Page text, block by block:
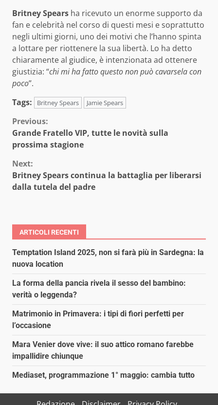
Britney Spears ha ricevuto un enorme supporto da
fan e celebrità nel corso di questi mesi e soprattutto
negli ultimi giorni, uno dei motivi che l’hanno spinta
a lottare per riottenere la sua libertà. Lo ha detto
chiaramente al giudice, è intenzionata ad ottenere
giustizia: “chi mi ha fatto questo non può cavarsela con
poco”.
Tags:
Britney Spears Jamie Spears
Continue
Reading
Previous:
Grande Fratello VIP, tutte le novità sulla
prossima stagione
Next:
Britney Spears continua la battaglia per liberarsi
dalla tutela del padre
ARTICOLI RECENTI
Temptation Island 2025, non si farà più in Sardegna: la
nuova location
La forma della pancia rivela il sesso del bambino:
verità o leggenda?
Matrimonio in Primavera: i tipi di fiori perfetti per
l’occasione
Mara Venier dove vive: il suo attico romano farebbe
impallidire chiunque
Mediaset, programmazione 1° maggio: cambia tutto